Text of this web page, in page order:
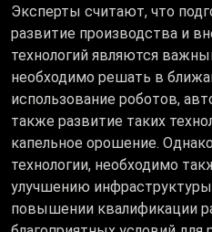
Эксперты считают, что
развитие производства и
технологий являются
необходимо решать в
использование роботов,
также развитие таких
капельное орошение.
технологии, необходимо
улучшению
повышении квалификации